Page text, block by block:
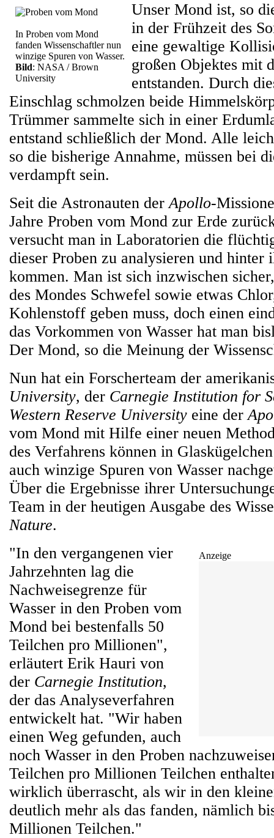
In Proben vom Mond
fanden Wissenschaftler nun
winzige Spuren von Wasser.
Bild: NASA / Brown
University
Unser Mond ist, so
in der Frühzeit des
eine gewaltige
großen Objektes mit
entstanden. Durch
Einschlag schmolzen beide
Trümmer sammelte sich in einer
entstand schließlich der Mond. Alle
so die bisherige Annahme, müssen bei
verdampft sein.
Seit die Astronauten derApollo-
Jahre Proben vom Mond zur Erde
versucht man in Laboratorien die
dieser Proben zu analysieren und hinter
kommen. Man ist sich inzwischen
des Mondes Schwefel sowie etwas
Kohlenstoff geben muss, doch einen
das Vorkommen von Wasser hat man
Der Mond, so die Meinung der
Nun hat ein Forscherteam der
University, der Carnegie Institution for
Western Reserve University eine der
vom Mond mit Hilfe einer neuen
des Verfahrens können in
auch winzige Spuren von Wasser
Über die Ergebnisse ihrer
Team in der heutigen Ausgabe des
Nature.
Anzeige
"In den vergangenen vier
Jahrzehnten lag die
Nachweisegrenze für
Wasser in den Proben vom
Mond bei bestenfalls 50
Teilchen pro Millionen",
erläutert Erik Hauri von
der Carnegie Institution,
der das Analyseverfahren
entwickelt hat. "Wir haben
einen Weg gefunden, auch
noch Wasser in den Proben
Teilchen pro Millionen Teilchen
wirklich überrascht, als wir in den
deutlich mehr als das fanden, nämlich
Millionen Teilchen."